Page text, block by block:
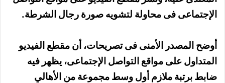
الإجتماعى فى محاولة لتشويه صورة رجال الشرطة.
أوضح المصدر الأمنى فى تصريحات، أن مقطع الفيديو
المتداول على مواقع التواصل الإجتماعى، يظهر فيه
ضابط برتبة ملازم أول وسط مجموعة من الأهالي